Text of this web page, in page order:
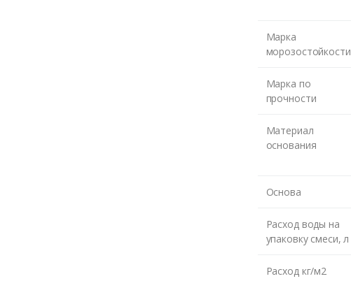
Марка
морозостойкости
Марка по
прочности
Материал
основания
Основа
Расход воды на
упаковку смеси, л
Расход кг/м2